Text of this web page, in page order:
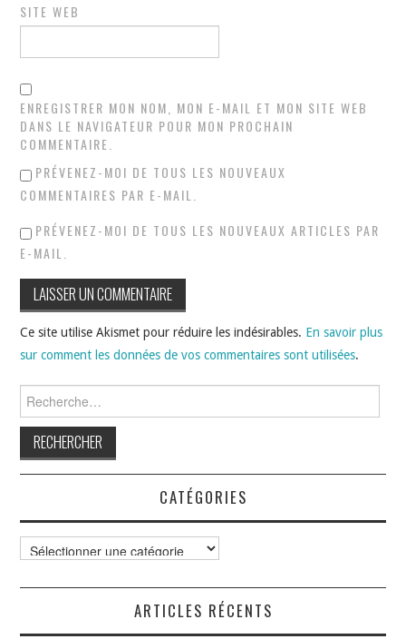
SITE WEB
ENREGISTRER MON NOM, MON E-MAIL ET MON SITE WEB
DANS LE NAVIGATEUR POUR MON PROCHAIN
COMMENTAIRE.
PRÉVENEZ-MOI DE TOUS LES NOUVEAUX
COMMENTAIRES PAR E-MAIL.
PRÉVENEZ-MOI DE TOUS LES NOUVEAUX ARTICLES PAR
E-MAIL.
Ce site utilise Akismet pour réduire les indésirables. En savoir plus
sur comment les données de vos commentaires sont utilisées.
CATÉGORIES
Catégories
ARTICLES RÉCENTS